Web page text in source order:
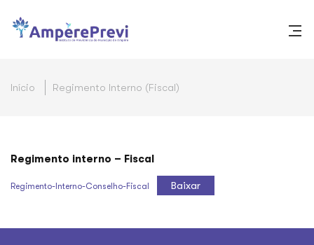
Início Regimento Interno (Fiscal)
Regimento interno – Fiscal
Regimento-Interno-Conselho-Fiscal Baixar